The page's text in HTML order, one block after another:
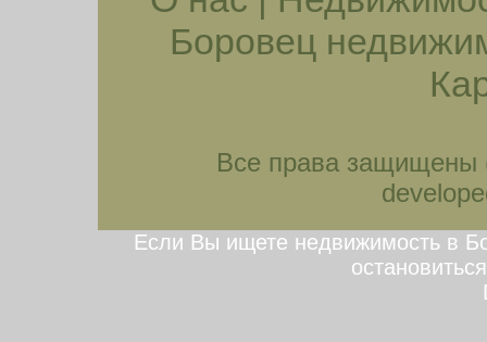
Боровец
Все права защищены
Если Вы ищете недвижимость в